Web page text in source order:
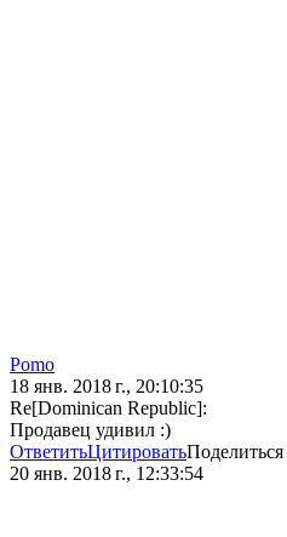
Pomo
18 янв. 2018 г., 20:10:35
Re[Dominican Republic]:
Продавец удивил :)
ОтветитьЦитироватьПоделиться
20 янв. 2018 г., 12:33:54